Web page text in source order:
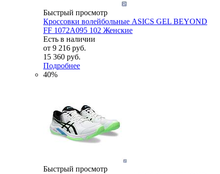
Быстрый просмотр
Кроссовки волейбольные ASICS GEL BEYOND
FF 1072A095 102 Женские
Есть в наличии
от 9 216 руб.
15 360 руб.
Подробнее
40%
Быстрый просмотр